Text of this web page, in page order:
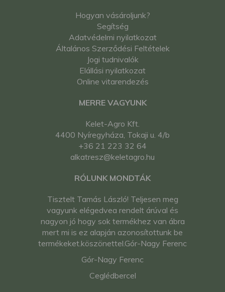
Hogyan vásároljunk?
Segítség
Adatvédelmi nyilatkozat
Általános Szerződési Feltételek
Jogi tudnivalók
Elállási nyilatkozat
Online vitarendezés
MERRE VAGYUNK
Kelet-Agro Kft.
4400 Nyíregyháza, Tokaji u. 4/b
+36 21 223 32 64
alkatresz@keletagro.hu
RÓLUNK MONDTÁK
Tisztelt Tamás László! Teljesen meg
vagyunk elégedvea rendelt árúval és
nagyon jó hogy sok termékhez van ábra
mert mi is ez alapján azonosítottunk be
termékeket.köszönettel.Gór-Nagy Ferenc
Gór-Nagy Ferenc
Ceglédbercel